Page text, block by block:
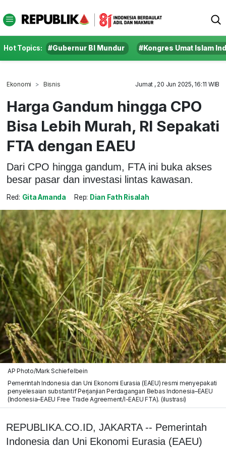
Hot Topics: #Gubernur BI Mundur #Kongres Umat Islam
Ekonomi Bisnis Jumat , 20 Jun 2025, 16:11 WIB
Harga Gandum hingga CPO
Bisa Lebih Murah, RI Sepakati
FTA dengan EAEU
Dari CPO hingga gandum, FTA ini buka akses
besar pasar dan investasi lintas kawasan.
Red: Gita Amanda Rep: Dian Fath Risalah
AP Photo/Mark Schiefelbein
Pemerintah Indonesia dan Uni Ekonomi Eurasia (EAEU) resmi menyepakati
penyelesaian substantif Perjanjian Perdagangan Bebas Indonesia–EAEU
(Indonesia–EAEU Free Trade Agreement/I-EAEU FTA). (ilustrasi)
REPUBLIKA.CO.ID, JAKARTA -- Pemerintah
Indonesia dan Uni Ekonomi Eurasia (EAEU)